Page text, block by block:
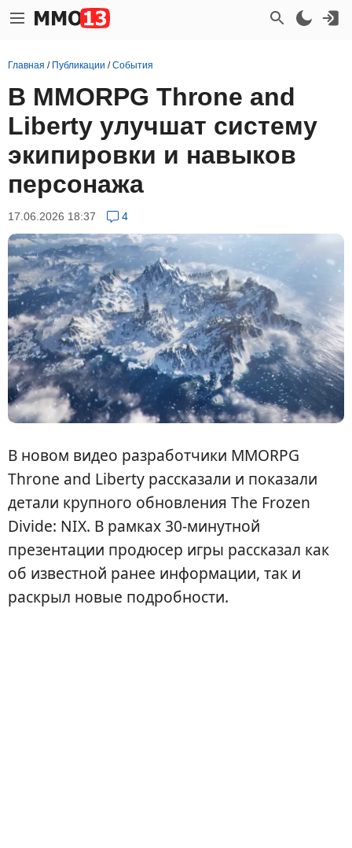
Главная / Публикации /События
В MMORPG Throne and
Liberty улучшат систему
экипировки и навыков
персонажа
17.06.2026 18:37 4
В новом видео разработчики MMORPG
Throne and Liberty рассказали и показали
детали крупного обновления The Frozen
Divide: NIX. В рамках 30-минутной
презентации продюсер игры рассказал как
об известной ранее информации, так и
раскрыл новые подробности.